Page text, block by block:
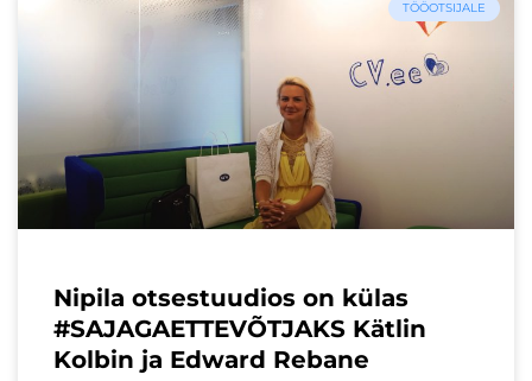
TÖÖOTSIJALE
Nipila otsestuudios on külas
#SAJAGAETTEVÕTJAKS Kätlin
Kolbin ja Edward Rebane